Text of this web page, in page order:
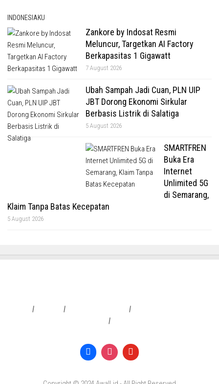
INDONESIAKU
Zankore by Indosat Resmi
Meluncur, Targetkan AI Factory
Berkapasitas 1 Gigawatt
7 August 2026
Ubah Sampah Jadi Cuan, PLN UIP
JBT Dorong Ekonomi Sirkular
Berbasis Listrik di Salatiga
5 August 2026
SMARTFREN
Buka Era
Internet
Unlimited 5G
di Semarang,
Klaim Tanpa Batas Kecepatan
5 August 2026
| | |
|